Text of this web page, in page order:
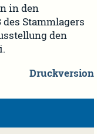
in den
Stammlagers
den
Druckversion